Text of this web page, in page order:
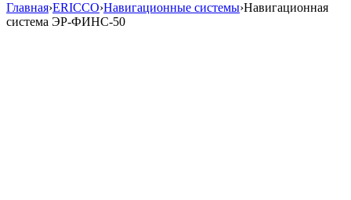
Главная›ERICCO›Навигационные системы›Навигационная
система ЭР-ФИНС-50